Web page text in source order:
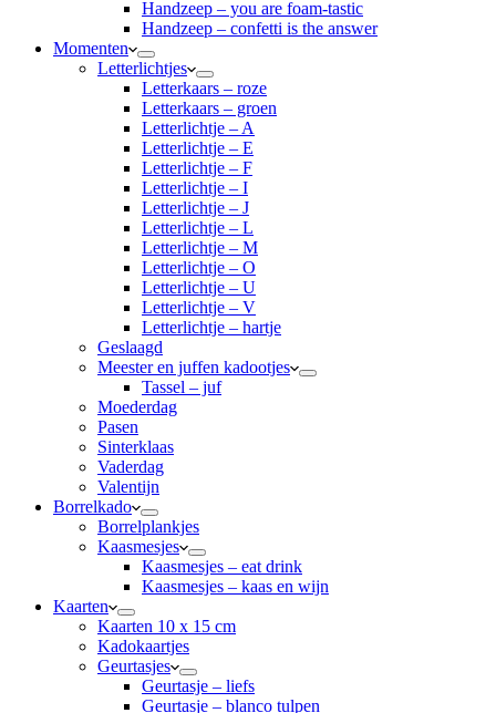
Handzeep – you are foam-tastic
Handzeep – confetti is the answer
Momenten
Letterlichtjes
Letterkaars – roze
Letterkaars – groen
Letterlichtje – A
Letterlichtje – E
Letterlichtje – F
Letterlichtje – I
Letterlichtje – J
Letterlichtje – L
Letterlichtje – M
Letterlichtje – O
Letterlichtje – U
Letterlichtje – V
Letterlichtje – hartje
Geslaagd
Meester en juffen kadootjes
Tassel – juf
Moederdag
Pasen
Sinterklaas
Vaderdag
Valentijn
Borrelkado
Borrelplankjes
Kaasmesjes
Kaasmesjes – eat drink
Kaasmesjes – kaas en wijn
Kaarten
Kaarten 10 x 15 cm
Kadokaartjes
Geurtasjes
Geurtasje – liefs
Geurtasje – blanco tulpen